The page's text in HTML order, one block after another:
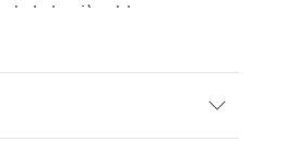
la lumière bleue.